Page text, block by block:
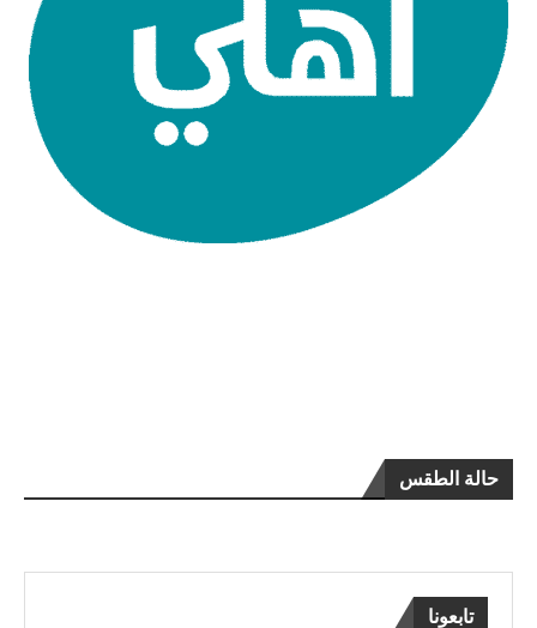
حالة الطقس
تابعونا